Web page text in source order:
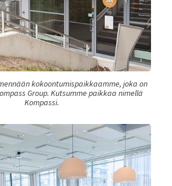
kokoontumispaikkaamme, joka on
Group. Kutsumme paikkaa nimellä
Kompassi.